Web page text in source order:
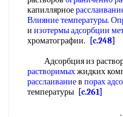
капиллярное
Влияние температуры.
и изотермы адсорбции
хроматографии.
[c.248]
Адсорбция из
растворимыхжидких
расслаиваниев порах
температуры [c.261]